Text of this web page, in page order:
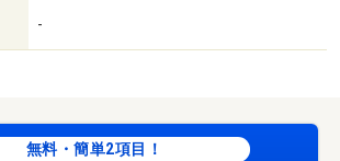
駐車場／都市ガス／南面バルコニー／
高速ネット対応／年内入居可／ＩＴ重
クスバリュ 沼津南店（スーパー）まで
原郵便局（郵便局）まで４４９ｍ／セ
-
無料・簡単2項目！